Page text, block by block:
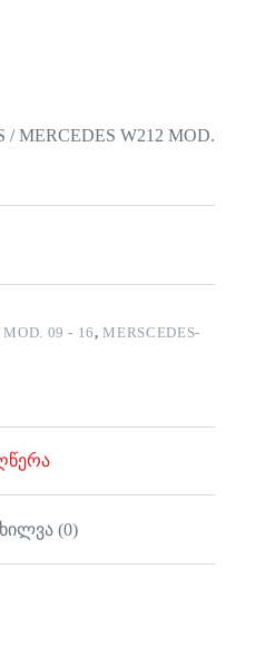
MERCEDES W212 MOD.
MOD. 09 - 16,MERSCEDES-
(0)